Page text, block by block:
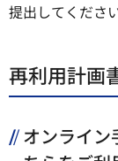
提出してください
再利用計画
オンライン